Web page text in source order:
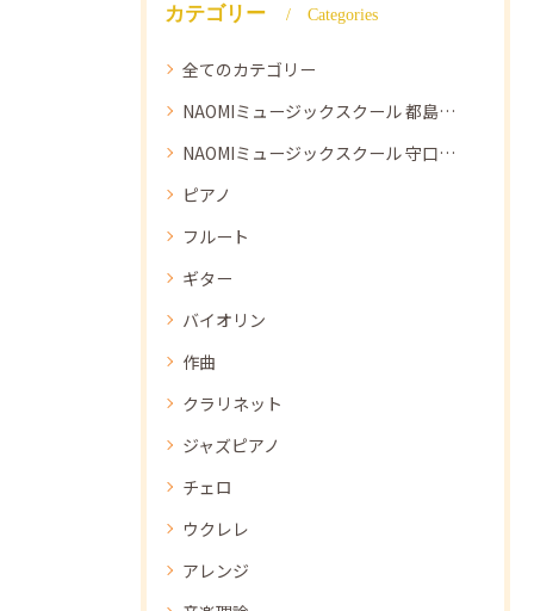
カテゴリー Categories
全てのカテゴリー
NAOMIミュージックスクール 都島教室
NAOMIミュージックスクール 守口教室
ピアノ
フルート
ギター
バイオリン
作曲
クラリネット
ジャズピアノ
チェロ
ウクレレ
アレンジ